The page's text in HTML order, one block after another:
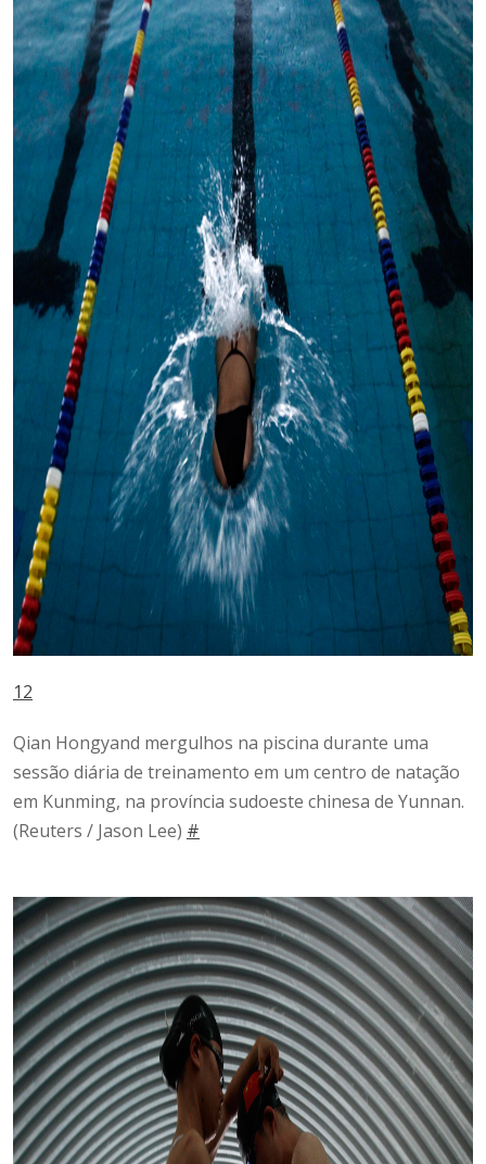
12
Qian Hongyand mergulhos na piscina durante uma
sessão diária de treinamento em um centro de natação
em Kunming, na província sudoeste chinesa de Yunnan.
(Reuters / Jason Lee) #